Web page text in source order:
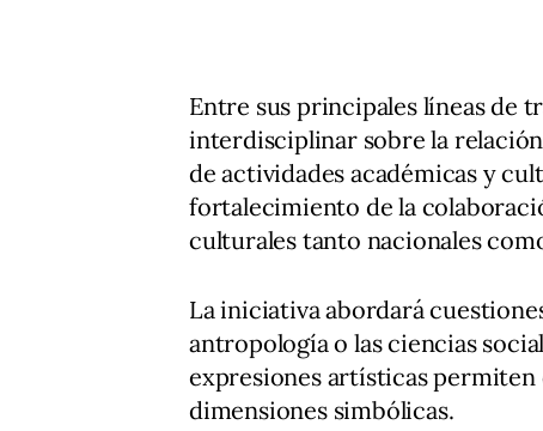
Entre sus principales líneas de
interdisciplinar sobre la
de actividades académicas y
fortalecimiento de la
culturales tanto nacionales
La iniciativa abordará
antropología o las ciencias
expresiones artísticas permiten
dimensiones simbólicas.